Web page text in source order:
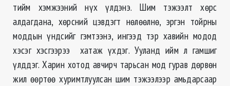
тийм хэмжээний нүх үлдэнэ. Шим тэжээлт хөрс
алдагдана, хөрсний цэвдэгт нөлөөлнө, эргэн тойрны
моддын үндсийг гэмтээнэ, ингээд тэр хавийн модод
хэсэг хэсгээрээ хатаж үхдэг. Ууланд ийм л гамшиг
үлддэг. Харин хотод авчирч тарьсан мод гурав дөрвөн
жил өөртөө хуримтлуулсан шим тэжээлээр амьдарсаар